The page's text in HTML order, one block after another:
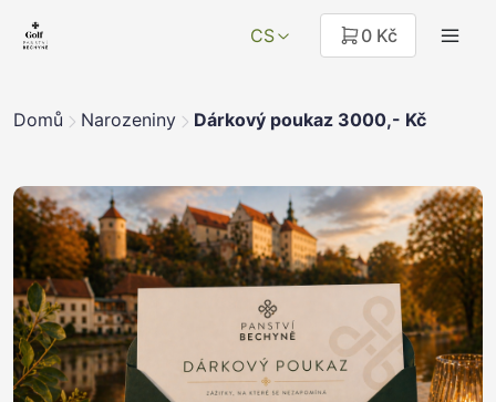
CS 0 Kč
Domů Narozeniny Dárkový poukaz 3000,- Kč